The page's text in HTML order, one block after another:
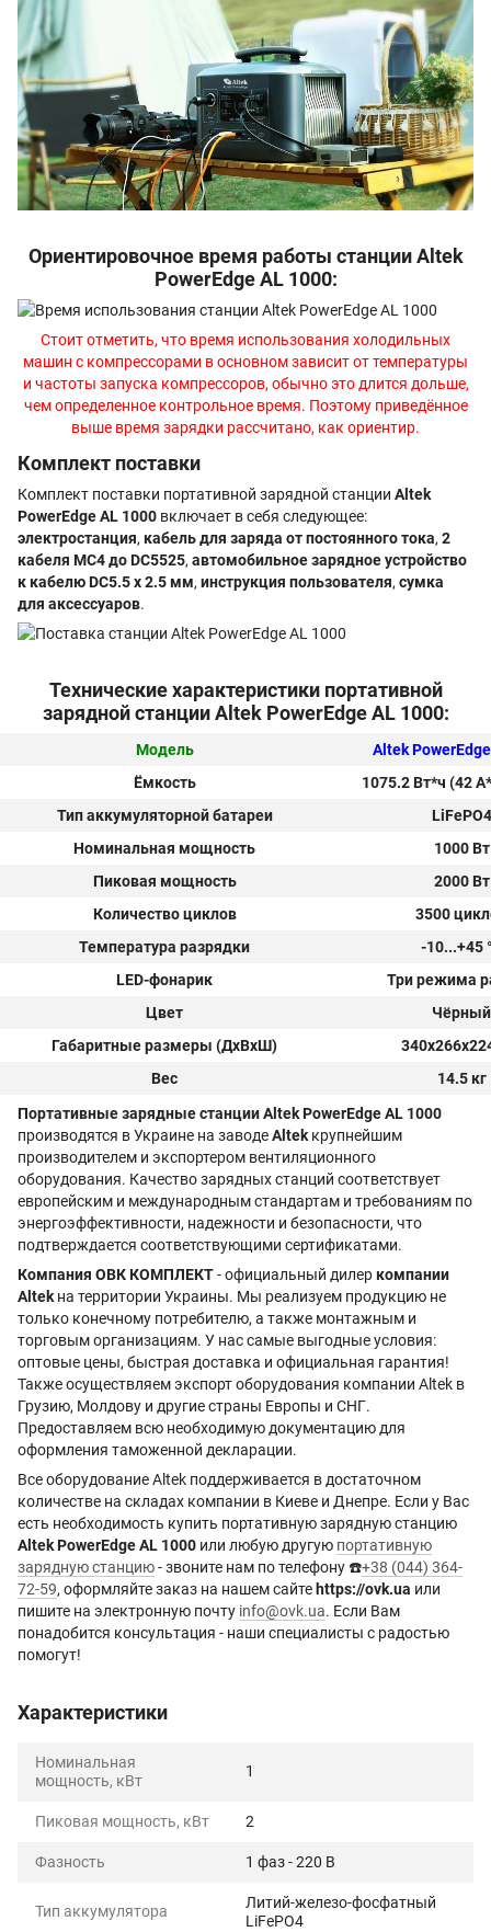
Ориентировочное время работы станции Altek
PowerEdge AL 1000:
Стоит отметить, что время использования холодильных
машин с компрессорами в основном зависит от температуры
и частоты запуска компрессоров, обычно это длится дольше,
чем определенное контрольное время. Поэтому приведённое
выше время зарядки рассчитано, как ориентир.
Комплект поставки
Комплект поставки портативной зарядной станции Altek
PowerEdge AL 1000 включает в себя следующее:
электростанция, кабель для заряда от постоянного тока, 2
кабеля MC4 до DC5525, автомобильное зарядное устройство
к кабелю DC5.5 x 2.5 мм, инструкция пользователя, сумка
для аксессуаров.
Технические характеристики портативной
зарядной станции Altek PowerEdge AL 1000:
Модель
Altek
Ёмкость
1075.2 Вт*ч (42
Тип аккумуляторной батареи
LiFePO4
Номинальная мощность
1000 Вт
Пиковая мощность
2000 Вт
Количество циклов
3500
Температура разрядки
-10...+45
LED-фонарик
Три режима
Цвет
Чёрный
Габаритные размеры (ДxВxШ)
Вес
14.5 кг
Портативные зарядные станции Altek PowerEdge AL 1000
производятся в Украине на заводеAltekкрупнейшим
производителем и экспортером вентиляционного
оборудования. Качество зарядных станций соответствует
европейским и международным стандартам и требованиям по
энергоэффективности, надежности и безопасности, что
подтверждается соответствующими сертификатами.
Компания ОВК КОМПЛЕКТ- официальный дилеркомпании
Altekна территории Украины. Мы реализуем продукцию не
только конечному потребителю, а также монтажным и
торговым организациям. У нас самые выгодные условия:
оптовые цены, быстрая доставка и официальная гарантия!
Также осуществляем экспорт оборудования компании Altek в
Грузию, Молдову и другие страны Европы и СНГ.
Предоставляем всю необходимую документацию для
оформления таможенной декларации.
Все оборудование Altek поддерживается в достаточном
количестве на складах компании в Киеве и Днепре. Если у Вас
есть необходимость купить портативную зарядную станцию
Altek PowerEdge AL 1000 или любую другую портативную
зарядную станцию- звоните нам по телефону ☎️+38 (044) 364-
72-59, оформляйте заказ на нашем сайте https://ovk.ua или
пишите на электронную почту info@ovk.ua. Если Вам
понадобится консультация - наши специалисты с радостью
помогут!
Характеристики
Номинальная
мощность, кВт
1
Пиковая мощность, кВт 2
Фазность 1 фаз - 220 В
Тип аккумулятора
Литий-железо-фосфатный
LiFePO4